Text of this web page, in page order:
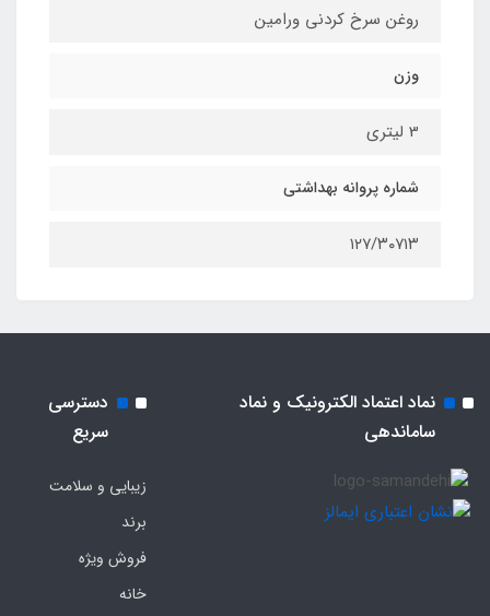
روغن سرخ کردنی ورامین
وزن
3 لیتری
شماره پروانه بهداشتی
۱۲۷/۳۰۷۱۳
نماد اعتماد الکترونیک و نماد
ساماندهی
دسترسی
سریع
زیبایی و سلامت
برند
فروش ویژه
خانه